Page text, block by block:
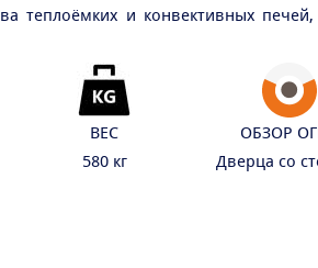
теплоёмких и конвективных
ВЕС
580 кг
ОБЗОР
Дверца со